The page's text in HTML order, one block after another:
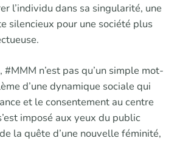
l’individu dans sa singularité, une
silencieux pour une société plus
n’est pas qu’un simple mot-
d’une dynamique sociale qui
et le consentement au centre
imposé aux yeux du public
la quête d’une nouvelle féminité,